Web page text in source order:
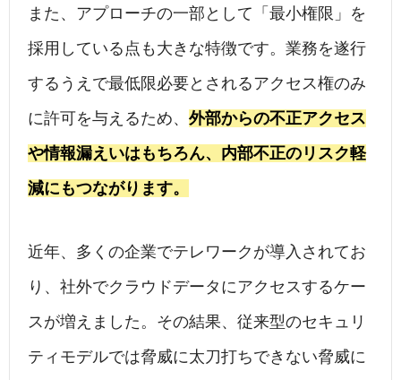
また、アプローチの一部として「最小権限」を
採用している点も大きな特徴です。業務を遂行
するうえで最低限必要とされるアクセス権のみ
に許可を与えるため、 外部からの不正アクセス
や情報漏えいはもちろん、内部不正のリスク軽
減にもつながります。
近年、多くの企業でテレワークが導入されてお
り、社外でクラウドデータにアクセスするケー
スが増えました。その結果、従来型のセキュリ
ティモデルでは脅威に太刀打ちできない脅威に